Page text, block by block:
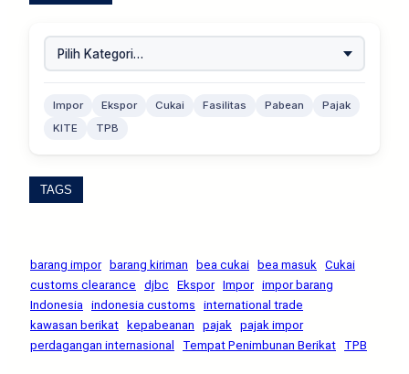
Impor Ekspor Cukai Fasilitas Pabean
Pajak
KITE
TPB
TAGS
barang impor barang kiriman bea cukai bea masuk Cukai
customs clearance
djbc Ekspor Impor impor barang
Indonesia indonesia customs
international trade
kawasan berikat
kepabeanan pajak pajak impor
perdagangan internasional
Tempat Penimbunan Berikat TPB